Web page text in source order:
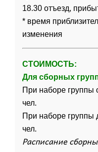
18.30 отъезд,
* время
изменения
СТОИМОСТЬ:
Для сборных
При наборе группы
чел.
При наборе группы
чел.
Расписание